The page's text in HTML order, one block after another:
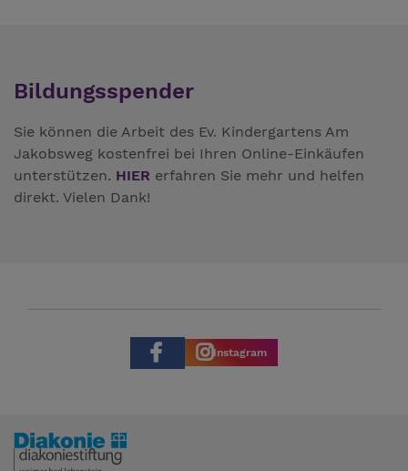
Bildungsspender
Sie können die Arbeit des Ev. Kindergartens Am
Jakobsweg kostenfrei bei Ihren Online-Einkäufen
unterstützen. HIER erfahren Sie mehr und helfen
direkt. Vielen Dank!
Instagram